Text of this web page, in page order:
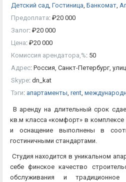
Детский сад, Гостиница, Банкомат,
Предоплата: ₽20 000
Залог: ₽20 000
Цена: ₽20 000
Комиссия арендатора,%: 50
Адрес: Россия, Санкт-Петербург,
Skype: dn_kat
Тэги: апартаменты, rent,
В аренду на длительный срок
кв.м класса «комфорт» в комплексе
и оснащение выполнены в
гостиничными стандартами.
Студия находится в уникальном
себе финское качество
обслуживания и традиционное